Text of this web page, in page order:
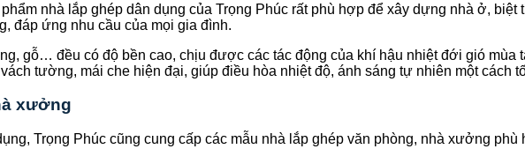
nhà lắp ghép dân dụng của Trọng Phúc rất phù hợp để xây dựng nhà ở,
đáp ứng nhu cầu của mọi gia đình.
gỗ… đều có độ bền cao, chịu được các tác động của khí hậu nhiệt đới gió mùa
tường, mái che hiện đại, giúp điều hòa nhiệt độ, ánh sáng tự nhiên một cách
xưởng
Trọng Phúc cũng cung cấp các mẫu nhà lắp ghép văn phòng, nhà xưởng